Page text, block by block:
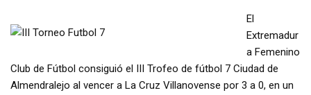
El
Extremadur
a Femenino
Club de Fútbol consiguió el III Trofeo de fútbol 7 Ciudad de
Almendralejo al vencer a La Cruz Villanovense por 3 a 0, en un